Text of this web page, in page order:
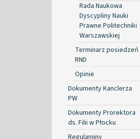
Rada Naukowa
Dyscypliny Nauki
Prawne Politechniki
Warszawskiej
Terminarz posiedzeń
RND
Opinie
Dokumenty Kanclerza
PW
Dokumenty Prorektora
ds. Filii w Płocku
Regulaminy